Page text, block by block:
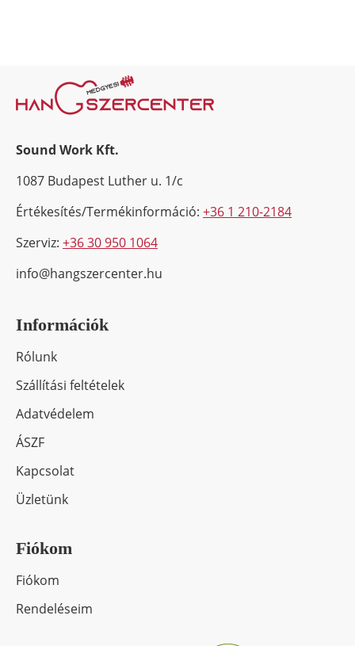
Sound Work Kft.
1087 Budapest Luther u. 1/c
Értékesítés/Termékinformáció: +36 1 210-2184
Szerviz: +36 30 950 1064
info@hangszercenter.hu
Információk
Rólunk
Szállítási feltételek
Adatvédelem
ÁSZF
Kapcsolat
Üzletünk
Fiókom
Fiókom
Rendeléseim